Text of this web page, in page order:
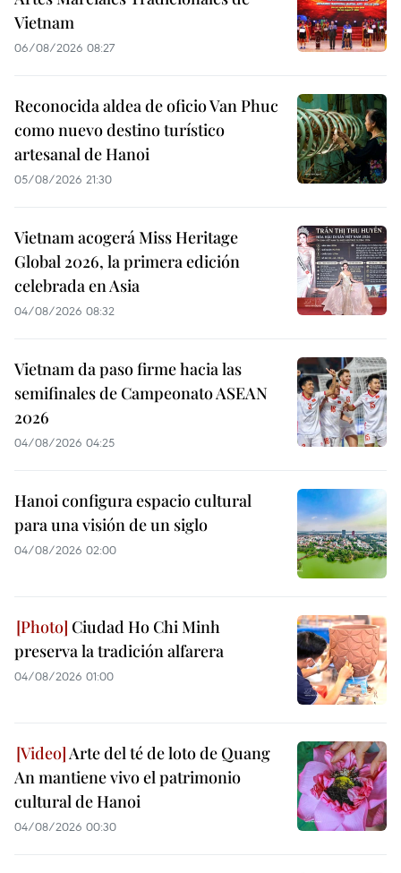
Vietnam
06/08/2026 08:27
Reconocida aldea de oficio Van Phuc
como nuevo destino turístico
artesanal de Hanoi
05/08/2026 21:30
Vietnam acogerá Miss Heritage
Global 2026, la primera edición
celebrada en Asia
04/08/2026 08:32
Vietnam da paso firme hacia las
semifinales de Campeonato ASEAN
2026
04/08/2026 04:25
Hanoi configura espacio cultural
para una visión de un siglo
04/08/2026 02:00
Ciudad Ho Chi Minh
preserva la tradición alfarera
04/08/2026 01:00
Arte del té de loto de Quang
An mantiene vivo el patrimonio
cultural de Hanoi
04/08/2026 00:30